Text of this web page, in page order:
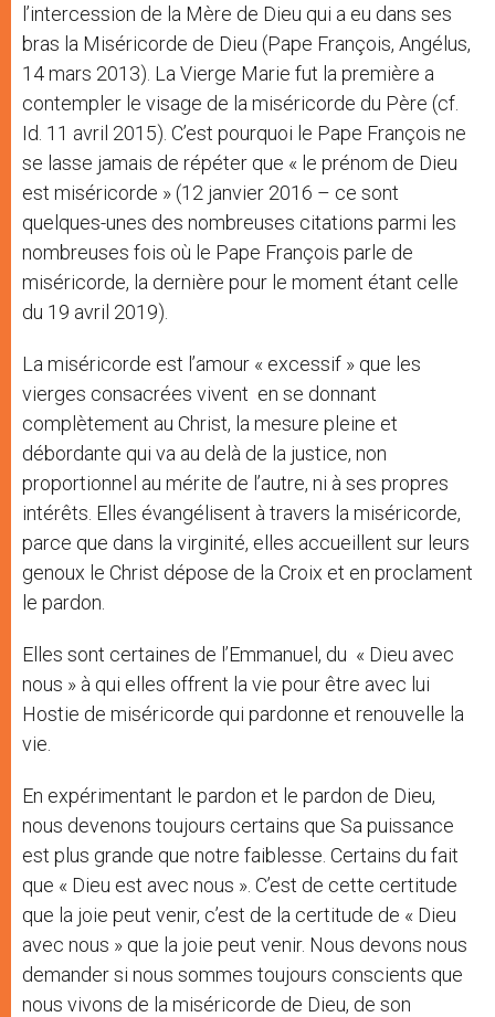
l’intercession de la Mère de Dieu qui a eu dans ses
bras la Miséricorde de Dieu (Pape François, Angélus,
14 mars 2013). La Vierge Marie fut la première a
contempler le visage de la miséricorde du Père (cf.
Id. 11 avril 2015). C’est pourquoi le Pape François ne
se lasse jamais de répéter que « le prénom de Dieu
est miséricorde » (12 janvier 2016 – ce sont
quelques-unes des nombreuses citations parmi les
nombreuses fois où le Pape François parle de
miséricorde, la dernière pour le moment étant celle
du 19 avril 2019).
La miséricorde est l’amour « excessif » que les
vierges consacrées vivent en se donnant
complètement au Christ, la mesure pleine et
débordante qui va au delà de la justice, non
proportionnel au mérite de l’autre, ni à ses propres
intérêts. Elles évangélisent à travers la miséricorde,
parce que dans la virginité, elles accueillent sur leurs
genoux le Christ dépose de la Croix et en proclament
le pardon.
Elles sont certaines de l’Emmanuel, du « Dieu avec
nous » à qui elles offrent la vie pour être avec lui
Hostie de miséricorde qui pardonne et renouvelle la
vie.
En expérimentant le pardon et le pardon de Dieu,
nous devenons toujours certains que Sa puissance
est plus grande que notre faiblesse. Certains du fait
que « Dieu est avec nous ». C’est de cette certitude
que la joie peut venir, c’est de la certitude de « Dieu
avec nous » que la joie peut venir. Nous devons nous
demander si nous sommes toujours conscients que
nous vivons de la miséricorde de Dieu, de son